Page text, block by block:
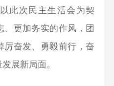
此次民主生活会为契
更加务实的作风，团
厉奋发、勇毅前行，奋
展新局面。